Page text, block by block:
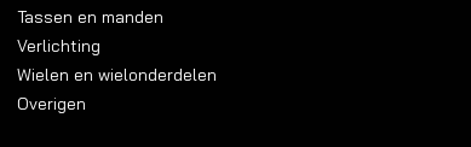
Tassen en manden
Verlichting
Wielen en wielonderdelen
Overigen